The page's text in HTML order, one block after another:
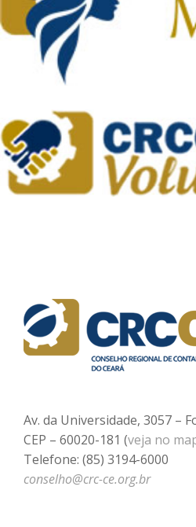
Av. da Universidade, 3057 –
CEP – 60020-181 (veja no
Telefone: (85) 3194-6000
conselho@crc-ce.org.br